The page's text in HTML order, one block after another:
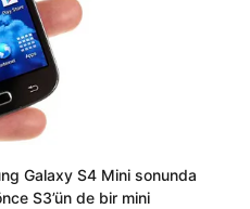
Galaxy S4 Mini sonunda
S3’ün de bir mini